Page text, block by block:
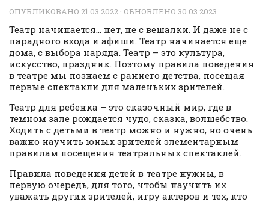
ОПУБЛИКОВАНО 21.03.2022 · ОБНОВЛЕНО 30.03.2023
Театр начинается… нет, не с вешалки. И даже не с
парадного входа и афиши. Театр начинается еще
дома, с выбора наряда. Театр – это культура,
искусство, праздник. Поэтому правила поведения
в театре мы познаем с раннего детства, посещая
первые спектакли для маленьких зрителей.
Театр для ребенка – это сказочный мир, где в
темном зале рождается чудо, сказка, волшебство.
Ходить с детьми в театр можно и нужно, но очень
важно научить юных зрителей элементарным
правилам посещения театральных спектаклей.
Правила поведения детей в театре нужны, в
первую очередь, для того, чтобы научить их
уважать других зрителей, игру актеров и тех, кто